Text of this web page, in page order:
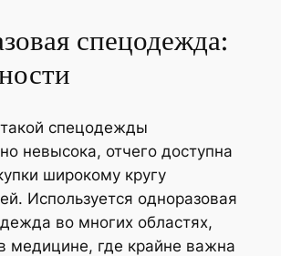
спецодежда:
спецодежды
невысока, отчего доступна
широкому кругу
Используется одноразовая
во многих областях,
медицине, где крайне важна